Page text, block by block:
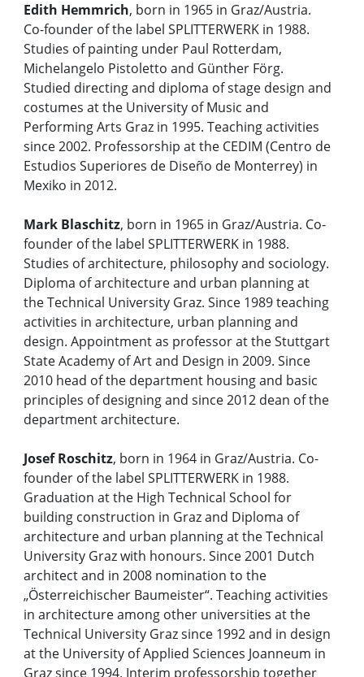
Edith Hemmrich, born in 1965 in Graz/Austria.
Co-founder of the label SPLITTERWERK in 1988.
Studies of painting under Paul Rotterdam,
Michelangelo Pistoletto and Günther Förg.
Studied directing and diploma of stage design and
costumes at the University of Music and
Performing Arts Graz in 1995. Teaching activities
since 2002. Professorship at the CEDIM (Centro de
Estudios Superiores de Diseño de Monterrey) in
Mexiko in 2012.
Mark Blaschitz, born in 1965 in Graz/Austria. Co-
founder of the label SPLITTERWERK in 1988.
Studies of architecture, philosophy and sociology.
Diploma of architecture and urban planning at
the Technical University Graz. Since 1989 teaching
activities in architecture, urban planning and
design. Appointment as professor at the Stuttgart
State Academy of Art and Design in 2009. Since
2010 head of the department housing and basic
principles of designing and since 2012 dean of the
department architecture.
Josef Roschitz, born in 1964 in Graz/Austria. Co-
founder of the label SPLITTERWERK in 1988.
Graduation at the High Technical School for
building construction in Graz and Diploma of
architecture and urban planning at the Technical
University Graz with honours. Since 2001 Dutch
architect and in 2008 nomination to the
„Österreichischer Baumeister“. Teaching activities
in architecture among other universities at the
Technical University Graz since 1992 and in design
at the University of Applied Sciences Joanneum in
Graz since 1994. Interim professorship together